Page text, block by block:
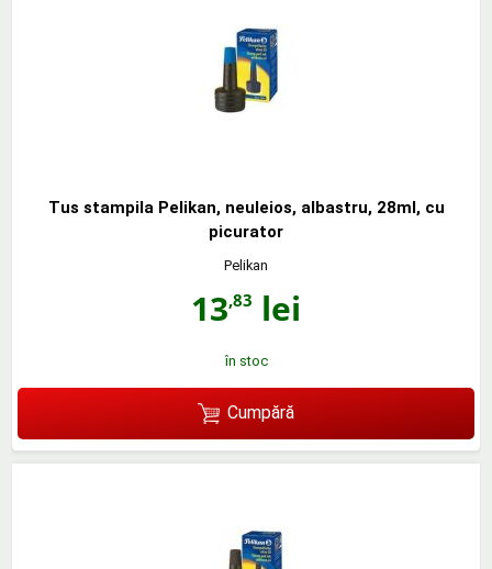
Tus stampila Pelikan, neuleios, albastru, 28ml, cu
picurator
Pelikan
13,83 lei
în stoc
Cumpără